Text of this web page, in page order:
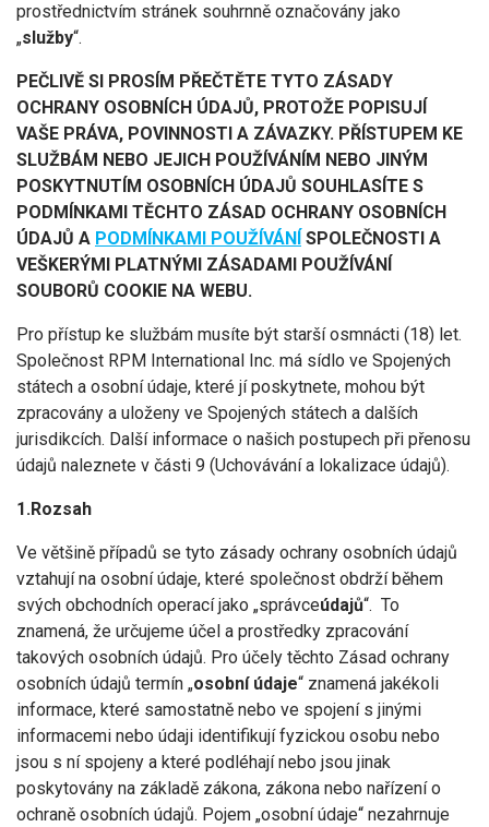
prostřednictvím stránek souhrnně označovány jako
„služby“.
PEČLIVĚ SI PROSÍM PŘEČTĚTE TYTO ZÁSADY
OCHRANY OSOBNÍCH ÚDAJŮ, PROTOŽE POPISUJÍ
VAŠE PRÁVA, POVINNOSTI A ZÁVAZKY. PŘÍSTUPEM KE
SLUŽBÁM NEBO JEJICH POUŽÍVÁNÍM NEBO JINÝM
POSKYTNUTÍM OSOBNÍCH ÚDAJŮ SOUHLASÍTE S
PODMÍNKAMI TĚCHTO ZÁSAD OCHRANY OSOBNÍCH
ÚDAJŮ A PODMÍNKAMI POUŽÍVÁNÍ SPOLEČNOSTI A
VEŠKERÝMI PLATNÝMI ZÁSADAMI POUŽÍVÁNÍ
SOUBORŮ COOKIE NA WEBU.
Pro přístup ke službám musíte být starší osmnácti (18) let.
Společnost RPM International Inc. má sídlo ve Spojených
státech a osobní údaje, které jí poskytnete, mohou být
zpracovány a uloženy ve Spojených státech a dalších
jurisdikcích. Další informace o našich postupech při přenosu
údajů naleznete v části 9 (Uchovávání a lokalizace údajů).
1.Rozsah
Ve většině případů se tyto zásady ochrany osobních údajů
vztahují na osobní údaje, které společnost obdrží během
svých obchodních operací jako „správceúdajů“. To
znamená, že určujeme účel a prostředky zpracování
takových osobních údajů. Pro účely těchto Zásad ochrany
osobních údajů termín „osobní údaje“ znamená jakékoli
informace, které samostatně nebo ve spojení s jinými
informacemi nebo údaji identifikují fyzickou osobu nebo
jsou s ní spojeny a které podléhají nebo jsou jinak
poskytovány na základě zákona, zákona nebo nařízení o
ochraně osobních údajů. Pojem „osobní údaje“ nezahrnuje